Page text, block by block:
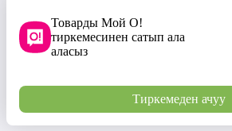
Товарды Мой О!
тиркемесинен сатып ала
аласыз
Тиркемеден ачуу